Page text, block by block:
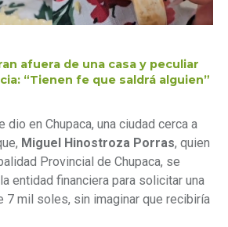
afuera de una casa y peculiar
“Tienen fe que saldrá alguien”
dio en Chupaca, una ciudad cerca a
Miguel Hinostroza Porras, quien
Provincial de Chupaca, se
entidad financiera para solicitar una
7 mil soles, sin imaginar que recibiría